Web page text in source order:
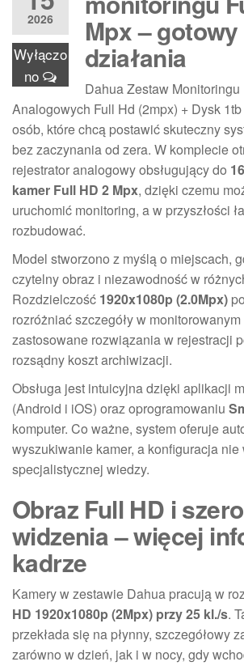
2026
Wyłączo
no
Mpx –
działania
Dahua Zestaw Monitoringu
Analogowych Full Hd (2mpx) + Dysk
osób, które chcą postawić skuteczny
bez zaczynania od zera. W komplecie
rejestrator analogowy obsługujący do
kamer Full HD 2 Mpx, dzięki czemu
uruchomić monitoring, a w przyszłości
rozbudować.
Model stworzono z myślą o miejscach,
czytelny obraz i niezawodność w
Rozdzielczość 1920x1080p (2.0Mpx)
rozróżniać szczegóły w
zastosowane rozwiązania w rejestracji
rozsądny koszt archiwizacji.
Obsługa jest intuicyjna dzięki aplikacji
(Android i iOS) oraz oprogramowaniu
komputer. Co ważne, system oferuje
wyszukiwanie kamer, a konfiguracja nie
specjalistycznej wiedzy.
Obraz Full HD i
widzenia – więcej
kadrze
Kamery w zestawie Dahua pracują w
HD 1920x1080p (2Mpx) przy 25 kl./s.
przekłada się na płynny, szczegółowy
zarówno w dzień, jak i w nocy, gdy